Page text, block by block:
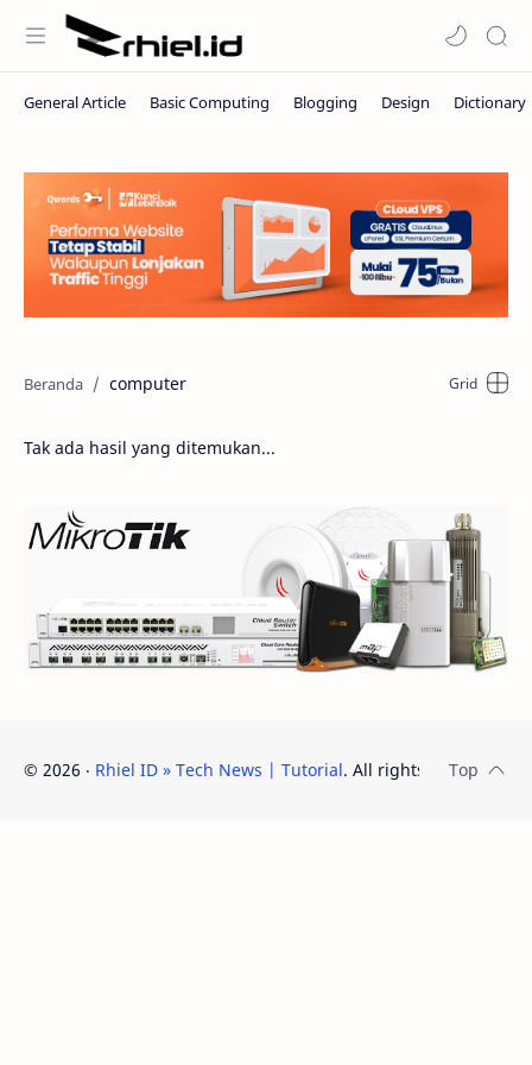
computer
Tak ada hasil yang ditemukan...
© 2026 ‧ Rhiel ID » Tech News | Tutorial. All rights reserved.